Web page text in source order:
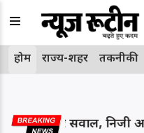
होम राज्य-शहर तकनीकी
सवाल, निजी अस्पताल